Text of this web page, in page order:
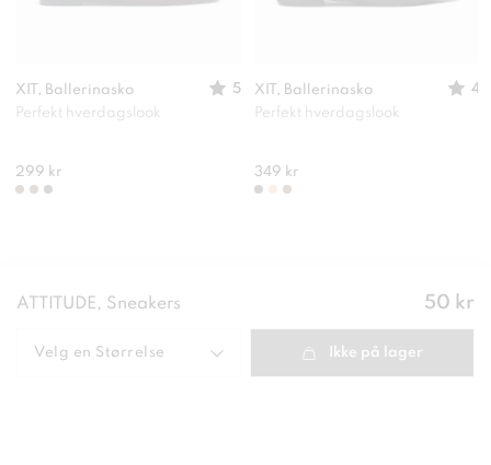
XIT, Ballerinasko
5
Perfekt hverdagslook
299 kr
XIT, Ballerinasko
4
Perfekt hverdagslook
349 kr
ATTITUDE, Sneakers Pris:
50 kr
Velg en Størrelse Ikke på lager